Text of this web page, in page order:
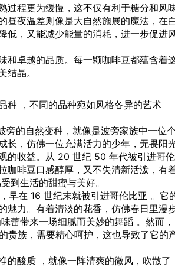
过程更为缓慢，这不仅有利于糖分和风
昼夜温差则像是大自然施展的魔法，在
低，又能减少能量的消耗，进一步促进
和卓越的品质。每一颗咖啡豆都蕴含着
晶。
种 ，不同的品种宛如风格各异的艺术
的自然变种，就像是波旁家族中一位个
长，仿佛一位充满活力的少年，无畏阳
的收益。从 20 世纪 50 年代被引进哥伦
咖啡豆口感醇厚，又不失清新活泼，有
到生活的甜蜜与美好。
早在 16 世纪末就被引进哥伦比亚 。它
魅力。有着清淡的花香，仿佛春日里漫
蕾带来一场细腻而美妙的舞蹈 。然而，
贵族，需要精心呵护，这也导致了它的
的酸质 ，就像一阵清爽的微风，吹散了